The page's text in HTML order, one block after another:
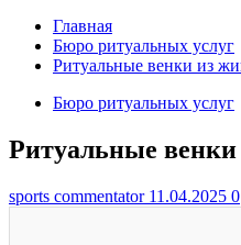
Главная
Бюро ритуальных услуг
Ритуальные венки из
Бюро ритуальных услуг
Ритуальные
sports commentator 11.04.2025 0